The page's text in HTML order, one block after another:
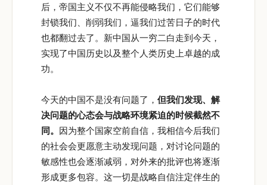
后，帝国主义不仅不再能侵略我们，它们能够
封锁我们、削弱我们，逼我们过苦日子的时代
也都翻过去了。新中国从一穷二白走到今天，
实现了中国历史以及整个人类历史上卓越的成
功。
今天的中国不是没有问题了， 但我们发现、解
决问题的心态会与战略环境紧迫的时候截然不
同。 因为整个国家空前自信，我相信今后我们
的社会会更愿意主动发现问题，对讨论问题的
敏感性也会逐渐减弱，对外来的批评也将逐渐
形成更多包容。这一切是战略自信注定伴生的